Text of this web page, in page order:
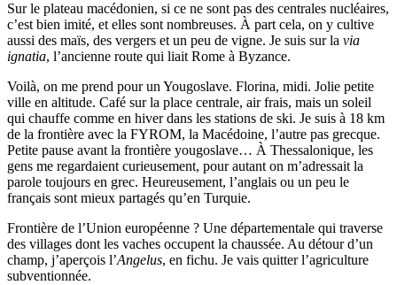
Sur le plateau macédonien, si ce ne sont pas des centrales nucléaires,
c’est bien imité, et elles sont nombreuses. À part cela, on y cultive
aussi des maïs, des vergers et un peu de vigne. Je suis sur la via
ignatia, l’ancienne route qui liait Rome à Byzance.
Voilà, on me prend pour un Yougoslave. Florina, midi. Jolie petite
ville en altitude. Café sur la place centrale, air frais, mais un soleil
qui chauffe comme en hiver dans les stations de ski. Je suis à 18 km
de la frontière avec la FYROM, la Macédoine, l’autre pas grecque.
Petite pause avant la frontière yougoslave… À Thessalonique, les
gens me regardaient curieusement, pour autant on m’adressait la
parole toujours en grec. Heureusement, l’anglais ou un peu le
français sont mieux partagés qu’en Turquie.
Frontière de l’Union européenne ? Une départementale qui traverse
des villages dont les vaches occupent la chaussée. Au détour d’un
champ, j’aperçois l’Angelus, en fichu. Je vais quitter l’agriculture
subventionnée.